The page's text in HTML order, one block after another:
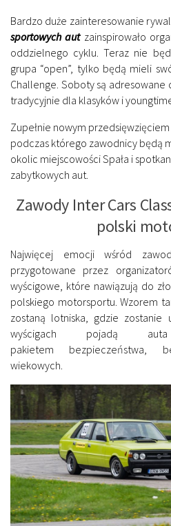
Bardzo duże zainteresowanie
sportowych autzainspirowało
oddzielnego cyklu. Teraz nie
grupa “open”, tylko będą mieli
Challenge. Soboty są
tradycyjnie dla klasyków i
Zupełnie nowym
podczas którego zawodnicy będą
okolic miejscowości Spała i
zabytkowych aut.
Zawody Inter Cars
polski
Najwięcej emocji wśród
przygotowane przez
wyścigowe, które nawiązują do
polskiego motorsportu. Wzorem
zostaną lotniska, gdzie zostanie
wyścigach pojadą
pakietem bezpieczeństwa,
wiekowych.